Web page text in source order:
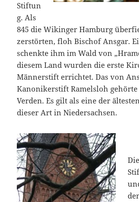
Stiftun
g. Als
845 die Wikinger Hamburg
zerstörten, floh Bischof Ansgar.
schenkte ihm im Wald von
diesem Land wurden die erste
Männerstift errichtet. Das von
Kanonikerstift Ramelsloh
Verden. Es gilt als eine der
dieser Art in Niedersachsen.